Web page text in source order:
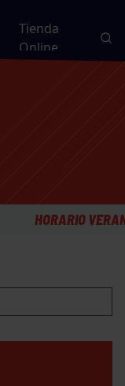
Tienda
Online
HORARIO VERANO